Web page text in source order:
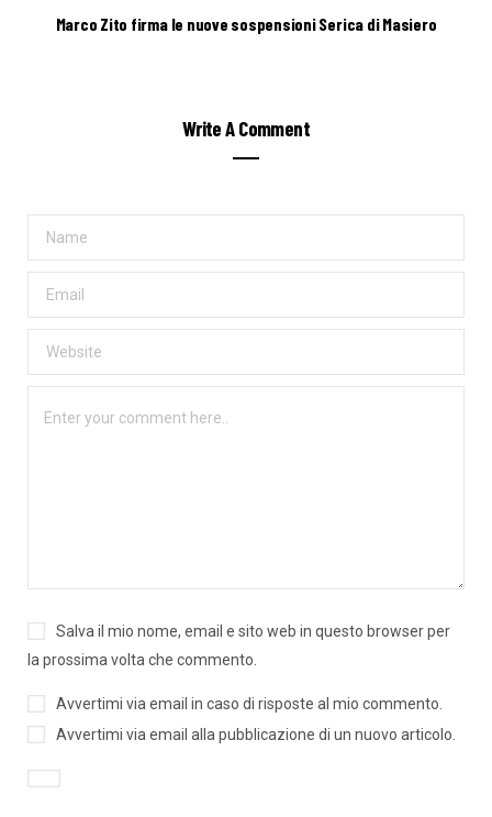
Marco Zito firma le nuove sospensioni Serica di Masiero
Write A Comment
Salva il mio nome, email e sito web in questo browser per
la prossima volta che commento.
Avvertimi via email in caso di risposte al mio commento.
Avvertimi via email alla pubblicazione di un nuovo articolo.